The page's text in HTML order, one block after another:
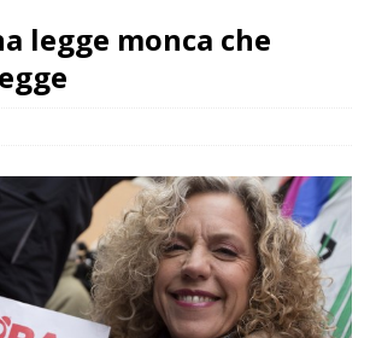
legge monca che